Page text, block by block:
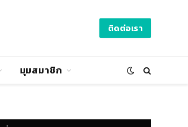
ติดต่อเรา
มุมสมาชิก